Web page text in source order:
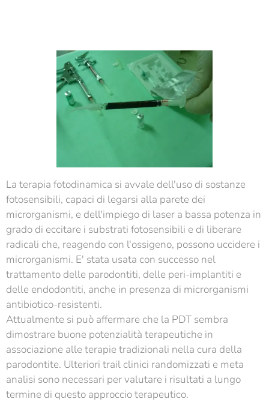
La terapia fotodinamica si avvale dell'uso di sostanze
fotosensibili, capaci di legarsi alla parete dei
microrganismi, e dell'impiego di laser a bassa potenza in
grado di eccitare i substrati fotosensibili e di liberare
radicali che, reagendo con l'ossigeno, possono uccidere i
microrganismi. E' stata usata con successo nel
trattamento delle parodontiti, delle peri-implantiti e
delle endodontiti, anche in presenza di microrganismi
antibiotico-resistenti.
Attualmente si può affermare che la PDT sembra
dimostrare buone potenzialità terapeutiche in
associazione alle terapie tradizionali nella cura della
parodontite. Ulteriori trail clinici randomizzati e meta
analisi sono necessari per valutare i risultati a lungo
termine di questo approccio terapeutico.